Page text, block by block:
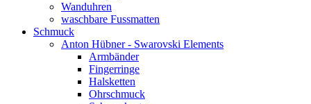
Wanduhren
waschbare Fussmatten
Schmuck
Anton Hübner - Swarovski Elements
Armbänder
Fingerringe
Halsketten
Ohrschmuck